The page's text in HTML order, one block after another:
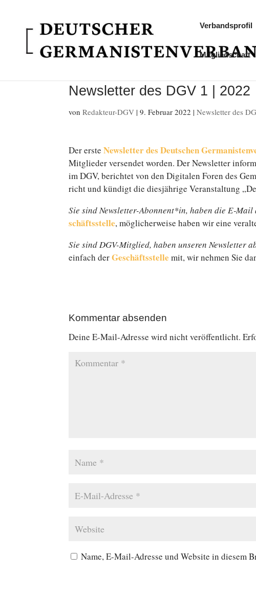
Verbandsprofil
Mitgliedschaft
Newsletter des DGV 1 | 2022
vonRedakteur-DGV |9. Februar 2022 |Newsletter des
Der ersteNews­let­ter des Deutschen
Mitglieder ver­sen­det worden. Der News­let­ter
im DGV, be­rich­tet von den Di­gi­ta­len Foren des
richt und kündigt die dies­jäh­ri­ge Ver­an­stal­tung
Sie sind Newsletter-Abonnent*in, haben die
schäfts­stel­le, mög­li­cher­wei­se haben wir eine
Sie sind DGV-Mitglied, haben unseren News­let­ter
einfach derGe­schäfts­stel­le mit, wir nehmen Sie
Kommentar absenden
Deine E-Mail-Adresse wird nicht veröffentlicht.
Name, E-Mail-Adresse und Website in diesem